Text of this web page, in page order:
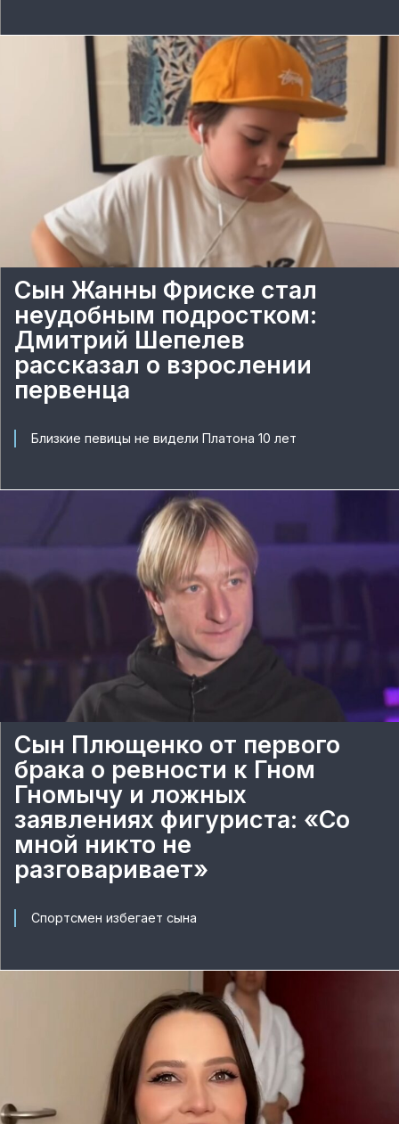
Сын Жанны Фриске стал
неудобным подростком:
Дмитрий Шепелев
рассказал о взрослении
первенца
Близкие певицы не видели Платона 10 лет
Сын Плющенко от первого
брака о ревности к Гном
Гномычу и ложных
заявлениях фигуриста: «Со
мной никто не
разговаривает»
Спортсмен избегает сына